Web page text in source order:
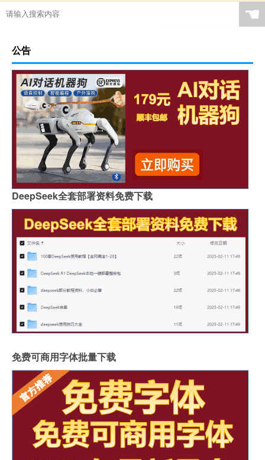
☚
公告
DeepSeek全套部署资料免费下载
免费可商用字体批量下载